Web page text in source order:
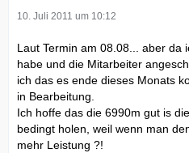
10. Juli 2011 um 10:12
Laut Termin am 08.08... aber da
habe und die Mitarbeiter
ich das es ende dieses Monats
in Bearbeitung.
Ich hoffe das die 6990m gut is
bedingt holen, weil wenn man
mehr Leistung ?!